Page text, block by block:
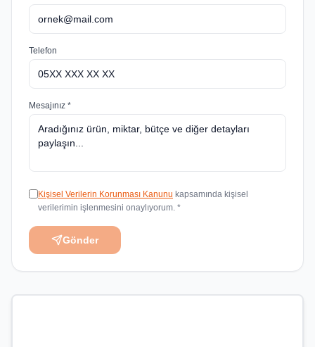
Telefon
Mesajınız *
Kişisel Verilerin Korunması Kanunu kapsamında kişisel
verilerimin işlenmesini onaylıyorum. *
Gönder